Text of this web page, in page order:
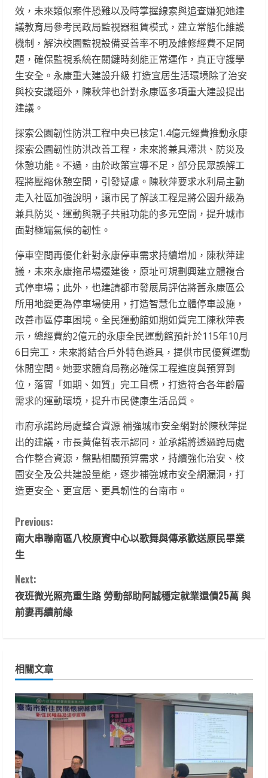
效，未來類似案件恐難以及時掌握線索與追查嫌犯她建
議教育局參考民政局監視器租賃模式，建立常態化維護
機制，解決校園監視設備妥善率不明及維修經費不足問
題，確保監視系統在關鍵時刻能正常運作，真正守護學
生安全。永康重大建設升級 打造宜居生活環境除了治安
與校安議題外，陳秋萍也針對永康區多項重大建設提出
建議。
探索公園韌性防洪工程中央已核定1.4億元經費推動永康
探索公園韌性防洪改善工程，未來將兼具滯洪、防災及
休憩功能。不過，由於政策宣導不足，部分民眾誤解工
程將壓縮休憩空間，引發疑慮。陳秋萍要求水利局主動
走入社區加強說明，讓市民了解該工程是將公園升級為
兼具防災、運動與親子共融功能的多元空間，提升城市
面對極端氣候的韌性。
停車空間再優化針對永康停車需求持續增加，陳秋萍建
議，未來永康拖吊場遷建後，原址可規劃興建立體複合
式停車場；此外，也建請都市發展局評估將舊永康區公
所用地變更為停車場使用，打造智慧化立體停車設施，
改善市區停車困境。全民運動館如期如質完工陳秋萍表
示，總經費約2億元的永康全民運動館預計於115年10月
6日完工，未來將結合戶外特色遊具，提供市民優質運動
休閒空間。她要求體育局務必確保工程進度與預算到
位，落實「如期、如質」完工目標，打造符合各年齡層
需求的運動環境，提升市民健康生活品質。
市府承諾跨局處整合資源 補強城市安全網對於陳秋萍提
出的建議，市長黃偉哲表示認同，並承諾將透過跨局處
合作整合資源，盤點相關預算需求，持續強化治安、校
園安全及公共建設量能，逐步補強城市安全網漏洞，打
造更安全、更宜居、更具韌性的台南市。
C
o
n
t
i
u
e
R
e
Previous:
南大串聯南區八校原資中心以歌舞與傳承歡送原民畢業
生
Next:
夜班微光照亮重生路 勞動部助阿誠穩定就業還債25萬 與
前妻再續前緣
相關文章